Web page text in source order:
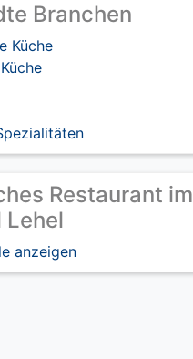
Branchen
Küche
Restaurant im
anzeigen